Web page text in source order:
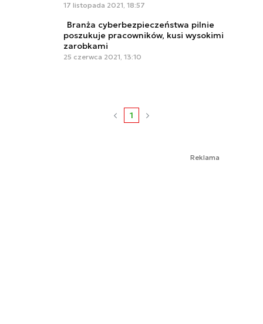
17 listopada 2021, 18:57
Branża cyberbezpieczeństwa pilnie
poszukuje pracowników, kusi wysokimi
zarobkami
25 czerwca 2021, 13:10
1
Reklama